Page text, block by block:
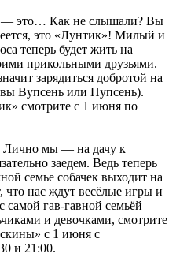
— это… Как не слышали? Вы
это «Лунтик»! Милый и
теперь будет жить на
прикольными друзьями.
зарядиться добротой на
Вупсень или Пупсень).
смотрите с 1 июня по
Лично мы — на дачу к
заедем. Ведь теперь
семье собачек выходит на
что нас ждут весёлые игры и
гав-гавной семьёй
и девочками, смотрите
с 1 июня с
и 21:00.